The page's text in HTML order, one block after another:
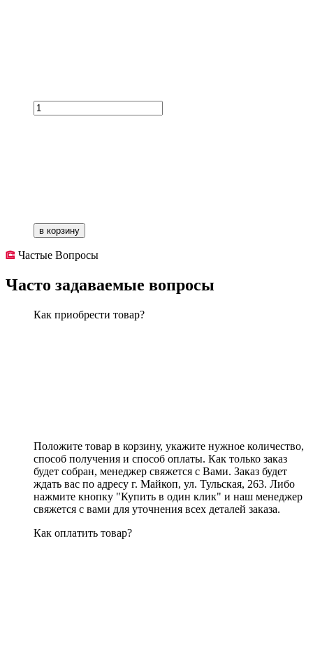
в корзину
Частые Вопросы
Часто задаваемые вопросы
Как приобрести товар?
Положите товар в корзину, укажите нужное количество,
способ получения и способ оплаты. Как только заказ
будет собран, менеджер свяжется с Вами. Заказ будет
ждать вас по адресу г. Майкоп, ул. Тульская, 263. Либо
нажмите кнопку "Купить в один клик" и наш менеджер
свяжется с вами для уточнения всех деталей заказа.
Как оплатить товар?